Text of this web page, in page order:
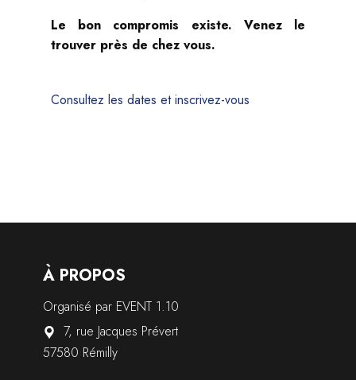
Le bon compromis existe. Venez le
trouver près de chez vous.
Consultez les dates et inscrivez-vous
À PROPOS
Organisé par EVENT 1.10
7, rue Jacques Prévert
57580 Rémilly